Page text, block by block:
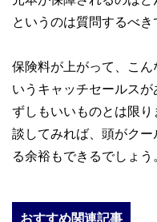
というのは質問するべき
保険料が上がって、こ
いうキャッチセールス
ずしもいいものとは限
談してみれば、頭がクー
る余裕もできるでしょう
おすすめ関連記事